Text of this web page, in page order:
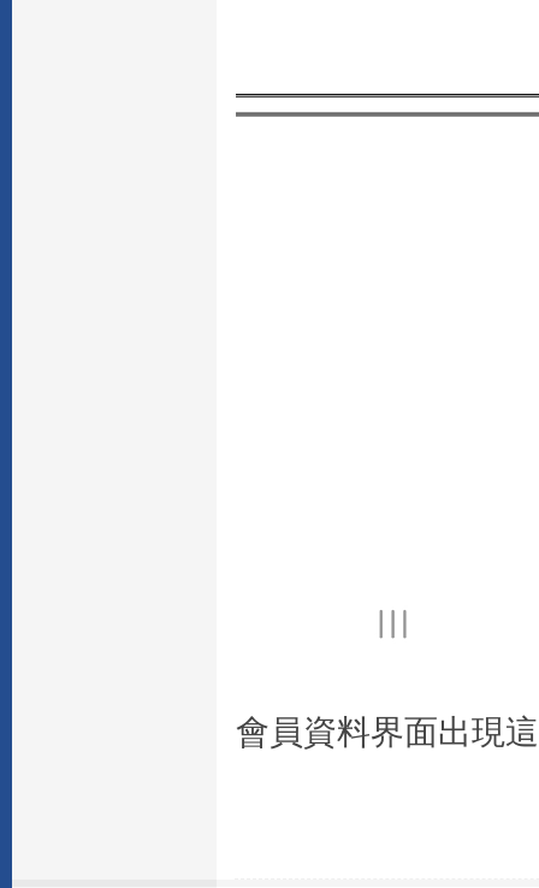
會員資料界面出現